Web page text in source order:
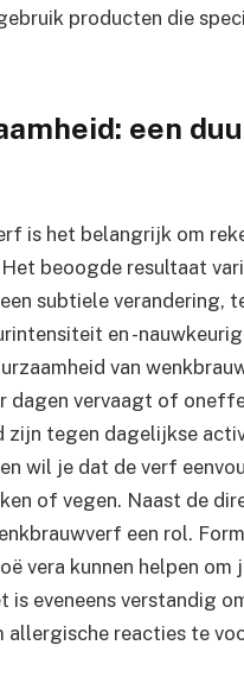
producten die
een
is het belangrijk om
beoogde resultaat
subtiele verandering,
en -
van
dagen vervaagt of
tegen dagelijkse
wil je dat de verf
of vegen. Naast de
een rol.
vera kunnen helpen
is eveneens verstandig
reacties te